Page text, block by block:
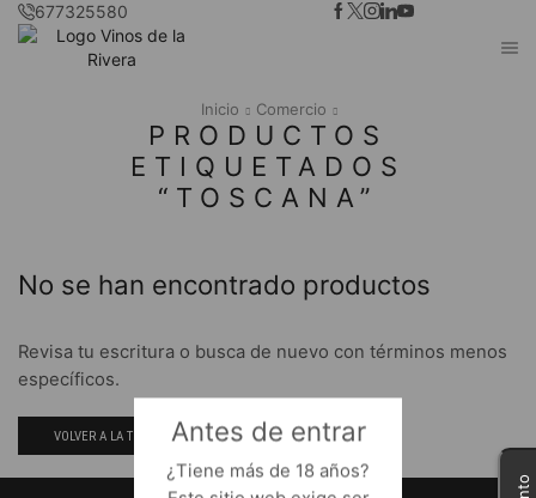
Antes de entrar
¿Tiene más de 18 años?
677325580
Inicio Comercio
PRODUCTOS
ETIQUETADOS
“TOSCANA”
No se han encontrado productos
Revisa tu escritura o busca de nuevo con términos menos
específicos.
VOLVER A LA TIENDA